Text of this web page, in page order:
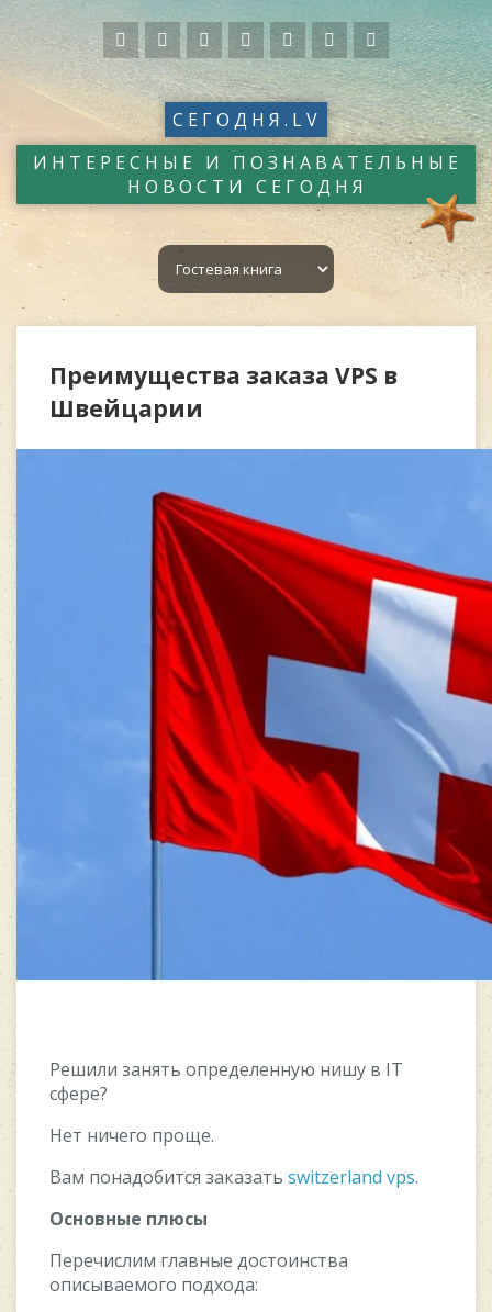
СЕГОДНЯ.LV
ИНТЕРЕСНЫЕ И ПОЗНАВАТЕЛЬНЫЕ
НОВОСТИ СЕГОДНЯ
Преимущества заказа VPS в
Швейцарии
Решили занять определенную нишу в IT
сфере?
Нет ничего проще.
Вам понадобится заказать switzerland vps.
Основные плюсы
Перечислим главные достоинства
описываемого подхода: